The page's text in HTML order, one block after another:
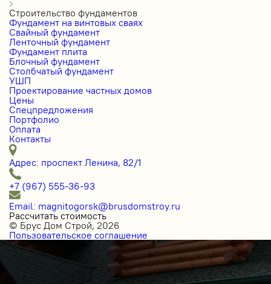
Строительство фундаментов
Фундамент на винтовых сваях
Свайный фундамент
Ленточный фундамент
Фундамент плита
Блочный фундамент
Столбчатый фундамент
УШП
Проектирование частных домов
Цены
Спецпредложения
Портфолио
Оплата
Контакты
Адрес: проспект Ленина, 82/1
+7 (967) 555-36-93
Email: magnitogorsk@brusdomstroy.ru
Рассчитать стоимость
© Брус Дом Строй, 2026
Пользовательское соглашение